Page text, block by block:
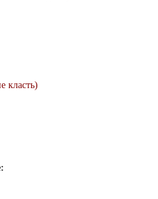
класть)